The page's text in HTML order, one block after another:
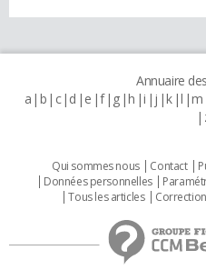
Annuaire
a b c d e f g h i j k l m
Qui sommes nous Contact
Données personnelles
Tous les articles